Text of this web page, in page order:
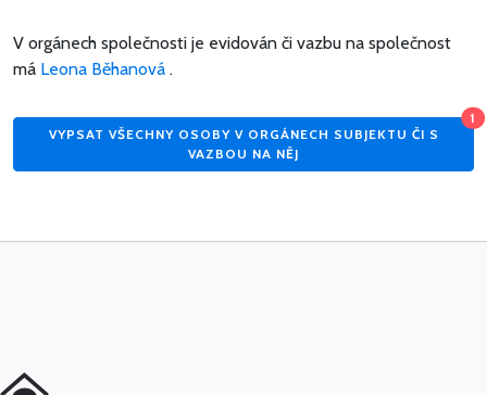
V orgánech společnosti je evidován či vazbu na společnost
má Leona Běhanová .
VYPSAT VŠECHNY OSOBY V ORGÁNECH SUBJEKTU ČI S
VAZBOU NA NĚJ
1